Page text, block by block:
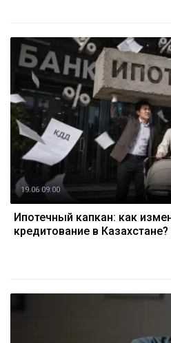
19.06 09:00
Ипотечный капкан: как
кредитование в Казахстане?